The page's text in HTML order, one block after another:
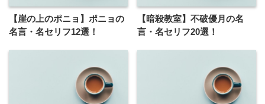
【崖の上のポニョ】ポニョの
名言・名セリフ12選！
【暗殺教室】不破優月の名
言・名セリフ20選！